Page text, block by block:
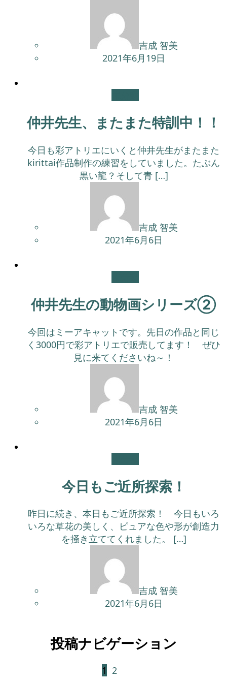
吉成 智美
2021年6月19日
仲井先生、またまた特訓中！！
今日も彩アトリエにいくと仲井先生がまたまた
kirittai作品制作の練習をしていました。たぶん
黒い龍？そして青 […]
吉成 智美
2021年6月6日
仲井先生の動物画シリーズ②
今回はミーアキャットです。先日の作品と同じ
く3000円で彩アトリエで販売してます！ ぜひ
見に来てくださいね～！
吉成 智美
2021年6月6日
今日もご近所探索！
昨日に続き、本日もご近所探索！ 今日もいろ
いろな草花の美しく、ピュアな色や形が創造力
を掻き立ててくれました。 […]
吉成 智美
2021年6月6日
投稿ナビゲーション
1 2